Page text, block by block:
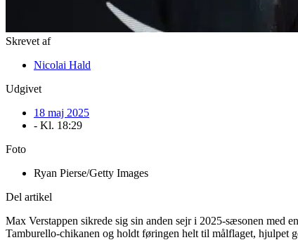
Skrevet af
Nicolai Hald
Udgivet
18 maj 2025
- Kl. 18:29
Foto
Ryan Pierse/Getty Images
Del artikel
Max Verstappen sikrede sig sin anden sejr i 2025-sæsonen med
Tamburello-chikanen og holdt føringen helt til målflaget, hjulpet